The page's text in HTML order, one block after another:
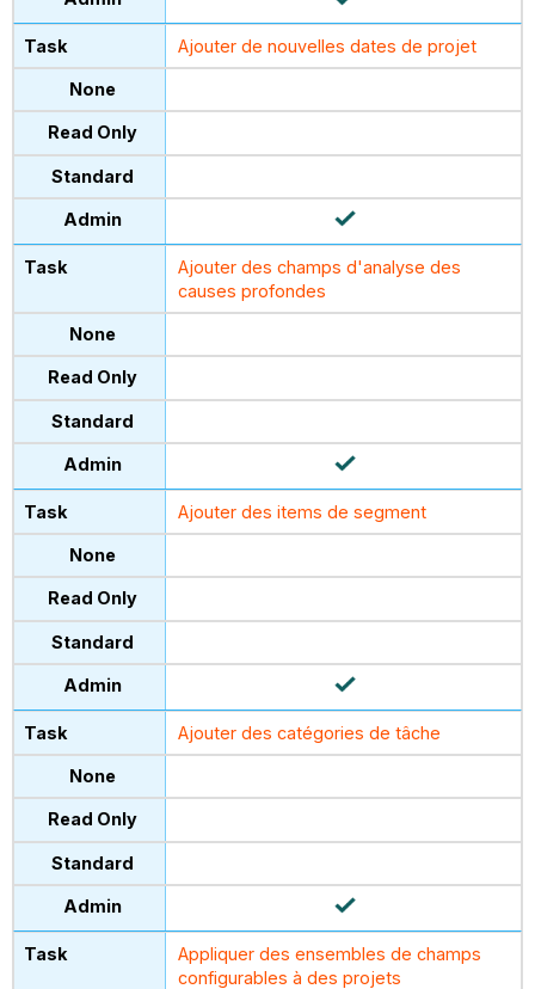
Ajouter de nouvelles dates de projet
Ajouter des champs d'analyse des
causes profondes
Ajouter des items de segment
Ajouter des catégories de tâche
Appliquer des ensembles de champs
configurables à des projets